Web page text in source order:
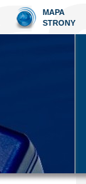
MAPA
STRONY